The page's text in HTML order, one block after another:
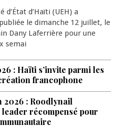
d’État d’Haïti (UEH) a
le dimanche 12 juillet, le
Dany Laferrière pour une
semai
: Haïti s’invite parmi les
francophone
2026 : Roodlynail
récompensé pour